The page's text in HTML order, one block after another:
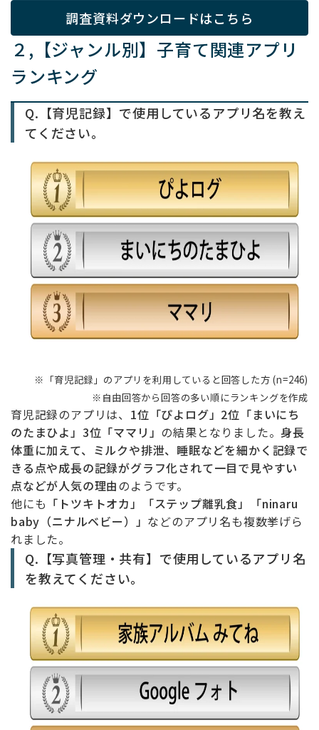
調査資料ダウンロードはこちら
２,【ジャンル別】子育て関連アプリ
ランキング
Q.【育児記録】で使用しているアプリ名を教え
てください。
※「育児記録」のアプリを利用していると回答した方 (n=246)
※自由回答から回答の多い順にランキングを作成
育児記録のアプリは、 1位「ぴよログ」2位「まいにち
のたまひよ」3位「ママリ」 の結果となりました。身長
体重に加えて、ミルクや排泄、睡眠などを細かく記録で
きる点や成長の記録がグラフ化されて一目で見やすい
点などが人気の理由のようです。
他にも 「トツキトオカ」「ステップ離乳食」「ninaru
baby（ニナルベビー）」 などのアプリ名も複数挙げら
れました。
Q.【写真管理・共有】で使用しているアプリ名
を教えてください。